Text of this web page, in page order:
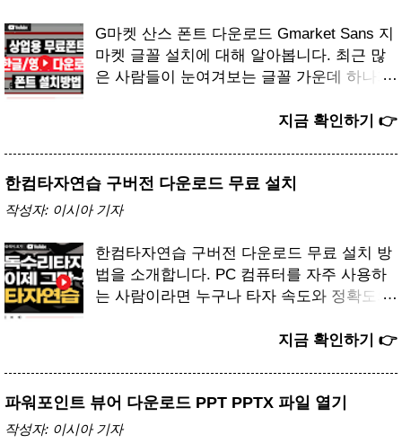
인 경우가 많습니다. 곰녹음기 구버전은 단
순한 녹음 기능에 충실하고 실행 속도도 빠릅
니다. 특히 오래된 PC 환경에서는 최신 버전
는 기본 기능만으로도 충분히 원하는 작업이
은 설치 용량이 가볍기 때문에 하드디스크 공
간을 차지하지 않고 실행 시에도 CPU 사용
드 방법 곰녹음기 구버전 다운로드는 공식 배
포처나 신뢰할 수 있는 소프트웨어 자료실을
활용하는 것이 가장 안전합니다. 개인 블로그
나 비공식 경로에서 내려받을 경우 불필요한
광고 프로그램이나 악성 코드가 포함될 수 있
으니 주의해야 합니다. 공식 사이트에서는
보통 최신 버전만 제공하지만 자료실이나 아
카이브 형태의 사이트에서는 구버전 파일을
찾아볼 수 있습니다. 다운로드 시에는 운영
체제와 맞는 버전을 확...
저 사용을 권장합니다. 네트워크 환경에 따라
속도에 차이가 발생할 수 있습니다. 링크는
아래에 있습니다. 단, 예고 없이 변경 또는
법 설정 토렌트 사이트 바로가기 👉 uTorrent
👉 토렌트 구조와 원리 이해하기 토렌트는
중앙 서버에서 모든 데이터를 내려받는 방식
과는 다르게 여러 사용자가 동시에 파일을 나
용량이 큰 영화나 드라마도 짧은 시간 안에
받을 수 있습니다. 하지만 이런 특성이 오히
려 보안 위험을 높이는 원인이 되기도 합니
악성코드에 감염될 가능성이 있습니다. 저는
가 확실하지 않은 자료는 절대 열지 않는 습
관을 지니고 있습니다. 기본 원리를 이해하고
G마켓 산스 폰트 다운로드 Gmarket Sans 지
마켓 글꼴 설치에 대해 알아봅니다. 최근 많
은 사람들이 눈여겨보는 글꼴 가운데 하나가
산스라고 불리며 누구나 무료로 활용할 수 있
때 세련되면서도 깔끔한 느낌을 주기 때문에
많은 디자이너와 일반 사용자들이 선호합니
일 모두 가능합니다. 크롬/웨일/엣지 브라우
저 사용을 권장합니다. 네트워크 환경에 따라
속도에 차이가 발생할 수 있습니다. 링크는
삭제 될 수 있습니다. [유튜브] 윈도우 폰트
란 G마켓 산스 폰트는 이커머스 플랫폼 지마
켓에서 공개한 전용 서체입니다. 브랜드의 정
체성을 담으면서도 누구나 자유롭게 사용할
지금 확인하기 👉
한컴타자연습 구버전 다운로드 무료 설치
작성자: 이시아 기자
한컴타자연습 구버전 다운로드 무료 설치 방
법을 소개합니다. PC 컴퓨터를 자주 사용하
는 사람이라면 누구나 타자 속도와 정확도의
다. 특히 학생이나 직장인이라면 문서를 작성
충족해주는 대표적인 프로그램이 바로 한컴
타자연습 입니다. [다운로드] 한글타자 구버
지금 확인하기 👉
파워포인트 뷰어 다운로드 PPT PPTX 파일 열기
작성자: 이시아 기자